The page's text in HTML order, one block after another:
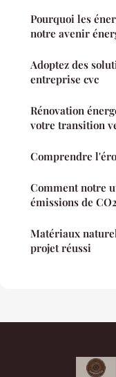
Pourquoi les
notre avenir
Adoptez des
entreprise cvc
Rénovation
votre transition
Comprendre
Comment notre
émissions de
Matériaux
projet réussi